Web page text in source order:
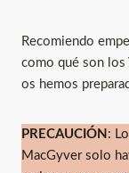
Recomiendo
como qué son los
os hemos
PRECAUCIÓN :
MacGyver solo